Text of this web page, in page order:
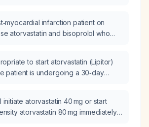
infarction patient on
atorvastatin and bisoprolol who
pulmonary causes of chest
to start atorvastatin (Lipitor)
patient is undergoing a 30‑day
initiate atorvastatin 40 mg or start
atorvastatin 80 mg immediately